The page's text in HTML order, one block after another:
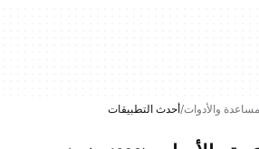
والأدوات أحدث التطبيقات